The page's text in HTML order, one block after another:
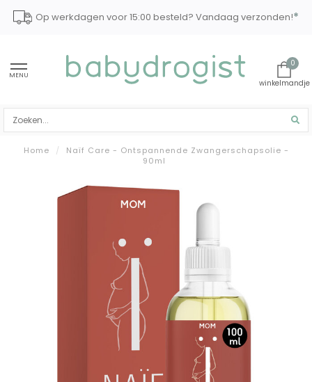
Op werkdagen voor 15:00 besteld? Vandaag verzonden!*
MENU
0
Home /
Naïf Care - Ontspannende Zwangerschapsolie -
90ml